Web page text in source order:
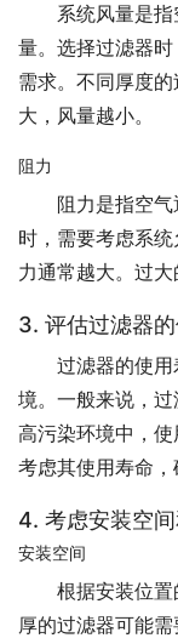
系统风量是
量。选择过滤器
需求。不同厚度
大，风量越小。
阻力
阻力是指空
时，需要考虑系
力通常越大。过大
3. 评估过滤器
过滤器的使
境。一般来说，
高污染环境中，
考虑其使用寿命，
4. 考虑安装空
安装空间
根据安装位
厚的过滤器可能